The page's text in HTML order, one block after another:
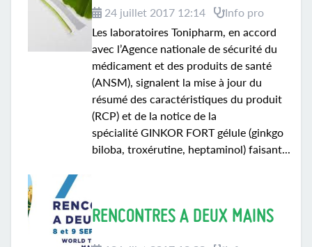
24 juillet 2017 12:14
Info pro
Les laboratoires Tonipharm, en accord
avec l’Agence nationale de sécurité du
médicament et des produits de santé
(ANSM), signalent la mise à jour du
résumé des caractéristiques du produit
(RCP) et de la notice de la
spécialité GINKOR FORT gélule (ginkgo
biloba, troxérutine, heptaminol) faisant...
RENCONTRES A DEUX MAINS